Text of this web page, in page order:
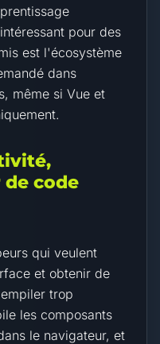
pour des
est l'écosystème
dans
même si Vue et
code
qui veulent
et obtenir de
trop
les composants
le navigateur, et